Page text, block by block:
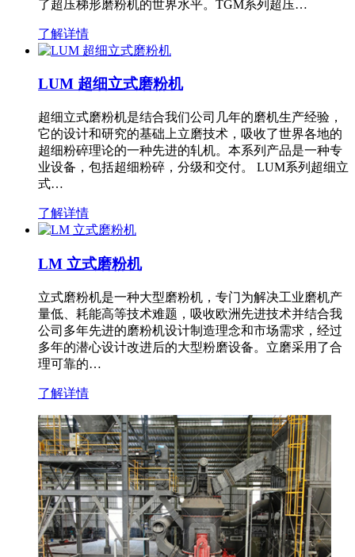
了超压梯形磨粉机的世界水平。TGM系列超压…
了解详情
LUM 超细立式磨粉机
超细立式磨粉机是结合我们公司几年的磨机生产经验，
它的设计和研究的基础上立磨技术，吸收了世界各地的
超细粉碎理论的一种先进的轧机。本系列产品是一种专
业设备，包括超细粉碎，分级和交付。 LUM系列超细立
式…
了解详情
LM 立式磨粉机
立式磨粉机是一种大型磨粉机，专门为解决工业磨机产
量低、耗能高等技术难题，吸收欧洲先进技术并结合我
公司多年先进的磨粉机设计制造理念和市场需求，经过
多年的潜心设计改进后的大型粉磨设备。立磨采用了合
理可靠的…
了解详情